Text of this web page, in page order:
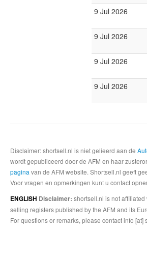
9 Jul 2026
9 Jul 2026
9 Jul 2026
9 Jul 2026
Disclaimer: shortsell.nl is niet gelieerd aan de
wordt gepubliceerd door de AFM en haar
pagina van de AFM website. Shortsell.nl geeft
Voor vragen en opmerkingen kunt u contact
ENGLISH Disclaimer: shortsell.nl is not
selling registers published by the AFM and its
For questions or remarks, please contact info [at]